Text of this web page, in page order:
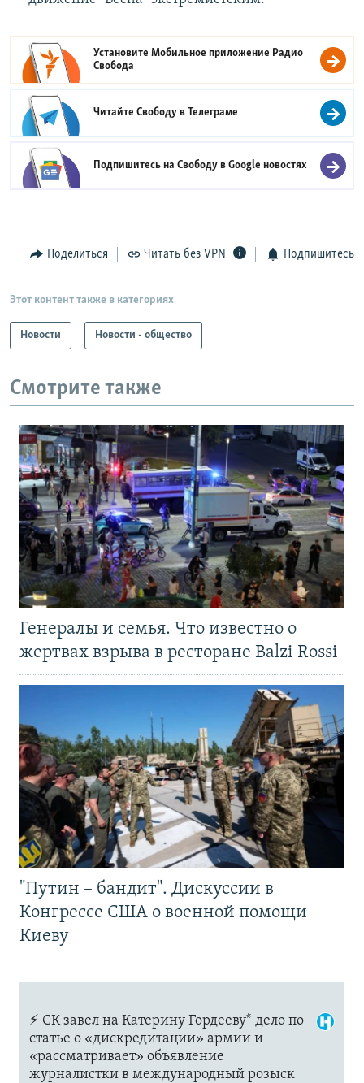
Установите Мобильное приложение Радио
Свобода
Читайте Свободу вТелеграме
Подпишитесь на Свободу вGoogle новостях
Поделиться Читать без VPN Подпишитесь
Этот контент также в категориях
Новости Новости - общество
Смотрите также
Генералы и семья. Что известно о
жертвах взрыва в ресторане Balzi Rossi
"Путин – бандит". Дискуссии в
Конгрессе США о военной помощи
Киеву